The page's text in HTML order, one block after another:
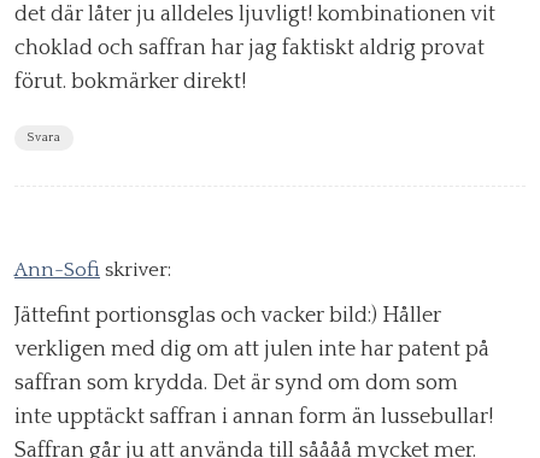
det där låter ju alldeles ljuvligt! kombinationen vit
choklad och saffran har jag faktiskt aldrig provat
förut. bokmärker direkt!
Svara
Ann-Sofi skriver:
Jättefint portionsglas och vacker bild:) Håller
verkligen med dig om att julen inte har patent på
saffran som krydda. Det är synd om dom som
inte upptäckt saffran i annan form än lussebullar!
Saffran går ju att använda till såååå mycket mer.